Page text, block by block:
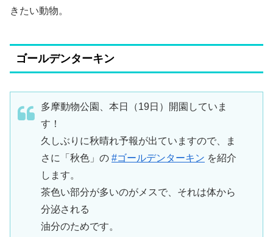
きたい動物。
ゴールデンターキン
多摩動物公園、本日（19日）開園していま
す！
久しぶりに秋晴れ予報が出ていますので、ま
さに「秋色」の #ゴールデンターキン を紹介
します。
茶色い部分が多いのがメスで、それは体から
分泌される
油分のためです。